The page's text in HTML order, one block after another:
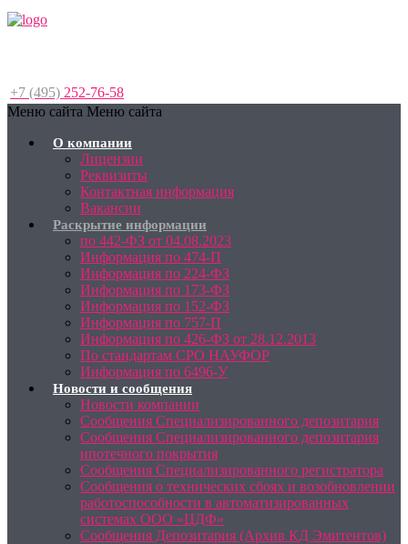
+7 (495) 252-76-58
Меню сайта Меню сайта
О компании
Лицензии
Реквизиты
Контактная информация
Вакансии
Раскрытие информации
по 442-ФЗ от 04.08.2023
Информация по 474-П
Информация по 224-ФЗ
Информация по 173-ФЗ
Информация по 152-ФЗ
Информация по 757-П
Информация по 426-ФЗ от 28.12.2013
По стандартам СРО НАУФОР
Информация по 6496-У
Новости и сообщения
Новости компании
Сообщения Специализированного депозитария
Сообщения Специализированного депозитария
ипотечного покрытия
Сообщения Специализированного регистратора
Сообщения о технических сбоях и возобновлении
работоспособности в автоматизированных
системах ООО «ЦДФ»
Сообщения Депозитария (Архив КД Эмитентов)